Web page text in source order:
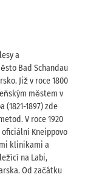
a
Bad Schandau
Již v roce 1800
městem v
1897) zde
V roce 1920
oficiální Kneippovo
klinikami a
na Labi,
Od začátku